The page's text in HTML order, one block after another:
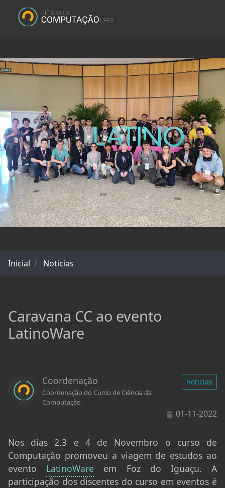
Inicial Noticias
Caravana CC ao evento
LatinoWare
Coordenação
Coordenação do Curso de Ciência da
Computação
noticias
01-11-2022
Nos dias 2,3 e 4 de Novembro o curso de
Computação promoveu a viagem de estudos ao
evento LatinoWare em Foz do Iguaçu. A
participação dos discentes do curso em eventos é